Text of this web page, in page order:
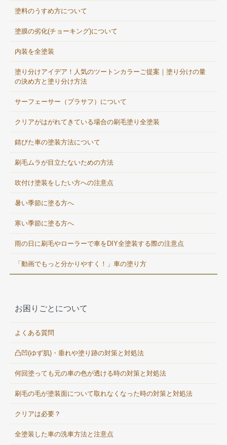
塗料のうすめ方について
塗膜の劣化(チョーキング)について
内装を全塗装
塗り分けアイデア！人気のツートンカラーご提案｜塗り分けの量
の決め方と塗り分け方法
サーフェーサー（プラサフ）について
クリアがはがれてきている場合の刷毛塗り全塗装
錆びた車の塗装方法について
刷毛ムラが目立たないための方法
吹付け塗装をしたい方への注意点
暑い季節に塗る方へ
寒い季節に塗る方へ
雨の日に刷毛やローラーで車をDIY全塗装する際の注意点
「動画でもっと分かりやすく！」車の塗り方
お困りごとについて
よくある質問
凸凹(ゆず肌)・垂れや塗り跡の対策と対処法
何回塗っても元の車の色が透ける時の対策と対処法
刷毛の毛が塗装面について取れなくなった時の対策と対処法
クリアは必要？
全塗装した車の洗車方法と注意点